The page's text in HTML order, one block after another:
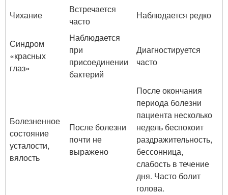
Чихание
Встречается
часто
Наблюдается редко
Синдром
«красных
глаз»
Наблюдается
при
присоединении
бактерий
Диагностируется
часто
Болезненное
состояние
усталости,
вялость
После болезни
почти не
выражено
После окончания
периода болезни
пациента несколько
недель беспокоит
раздражительность,
бессонница,
слабость в течение
дня. Часто болит
голова.